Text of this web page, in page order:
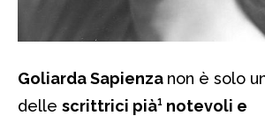
Goliarda Sapienza non è solo
delle scrittrici pià¹ notevoli e